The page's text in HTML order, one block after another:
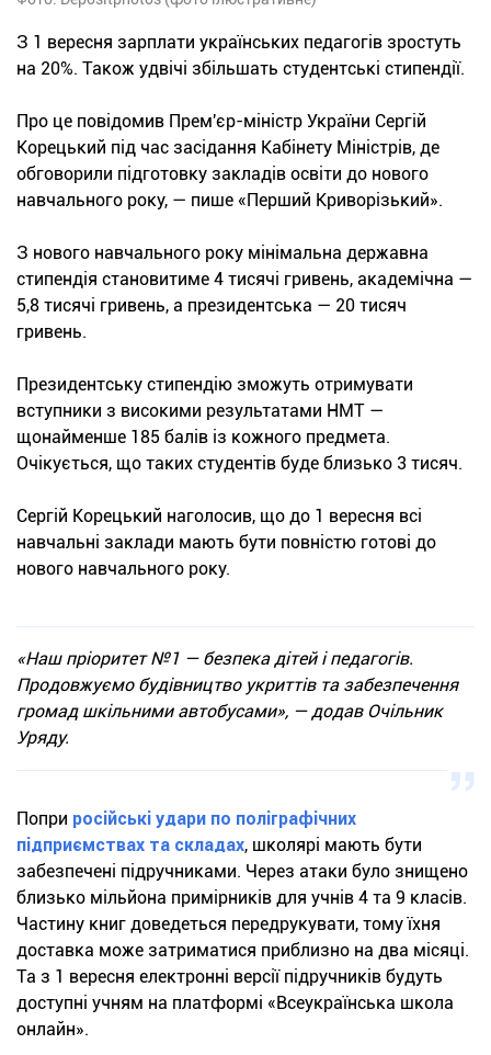
З 1 вересня зарплати українських педагогів зростуть
на 20%. Також удвічі збільшать студентські стипендії.
Про це повідомив Прем'єр-міністр України Сергій
Корецький під час засідання Кабінету Міністрів, де
обговорили підготовку закладів освіти до нового
навчального року, — пише «Перший Криворізький».
З нового навчального року мінімальна державна
стипендія становитиме 4 тисячі гривень, академічна —
5,8 тисячі гривень, а президентська — 20 тисяч
гривень.
Президентську стипендію зможуть отримувати
вступники з високими результатами НМТ —
щонайменше 185 балів із кожного предмета.
Очікується, що таких студентів буде близько 3 тисяч.
Сергій Корецький наголосив, що до 1 вересня всі
навчальні заклади мають бути повністю готові до
нового навчального року.
«Наш пріоритет №1 — безпека дітей і педагогів.
Продовжуємо будівництво укриттів та забезпечення
громад шкільними автобусами», — додав Очільник
Уряду.
Попри російські удари по поліграфічних
підприємствах та складах, школярі мають бути
забезпечені підручниками. Через атаки було знищено
близько мільйона примірників для учнів 4 та 9 класів.
Частину книг доведеться передрукувати, тому їхня
доставка може затриматися приблизно на два місяці.
Та з 1 вересня електронні версії підручників будуть
доступні учням на платформі «Всеукраїнська школа
онлайн».